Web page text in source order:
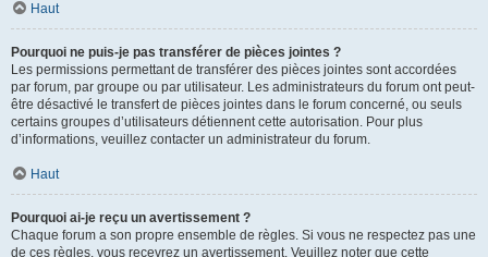
Haut
Pourquoi ne puis-je pas transférer de pièces jointes ?
Les permissions permettant de transférer des pièces jointes sont accordées
par forum, par groupe ou par utilisateur. Les administrateurs du forum ont peut-
être désactivé le transfert de pièces jointes dans le forum concerné, ou seuls
certains groupes d’utilisateurs détiennent cette autorisation. Pour plus
d’informations, veuillez contacter un administrateur du forum.
Haut
Pourquoi ai-je reçu un avertissement ?
Chaque forum a son propre ensemble de règles. Si vous ne respectez pas une
de ces règles, vous recevrez un avertissement. Veuillez noter que cette